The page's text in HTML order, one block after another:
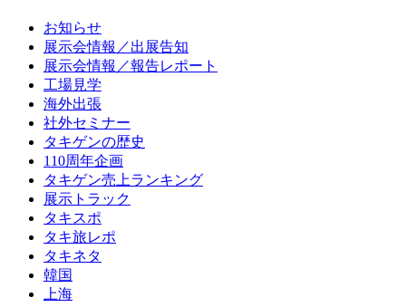
お知らせ
展示会情報／出展告知
展示会情報／報告レポート
工場見学
海外出張
社外セミナー
タキゲンの歴史
110周年企画
タキゲン売上ランキング
展示トラック
タキスポ
タキ旅レポ
タキネタ
韓国
上海